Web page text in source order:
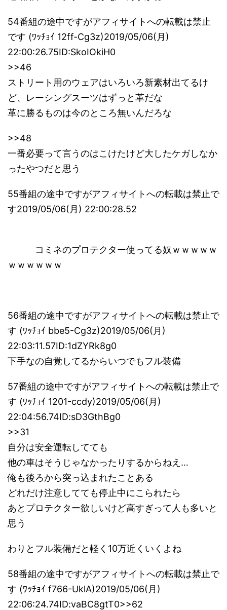
54番組の途中ですがアフィサイトへの転載は禁止
です (ﾜｯﾁｮｲ 12ff-Cg3z)2019/05/06(月)
22:00:26.75ID:SkoIOkiH0
>>46
ストリート用のウェアはいろいろ新素材出てるけ
ど、レーシングスーツはずっと革だな
革に勝るものは今のところ無いんだろな
>>48
一番必要って言うのはこけたけど大したケガしなか
ったやつだと思う
55番組の途中ですがアフィサイトへの転載は禁止で
す2019/05/06(月) 22:00:28.52
コミネのプロテクター使ってる奴ｗｗｗｗｗ
ｗｗｗｗｗｗ
56番組の途中ですがアフィサイトへの転載は禁止で
す (ﾜｯﾁｮｲ bbe5-Cg3z)2019/05/06(月)
22:03:11.57ID:1dZYRk8g0
下手なの自覚してるからいつでもフル装備
57番組の途中ですがアフィサイトへの転載は禁止で
す (ﾜｯﾁｮｲ 1201-ccdy)2019/05/06(月)
22:04:56.74ID:sD3GthBg0
>>31
自分は安全運転してても
他の車はそうじゃなかったりするからねえ…
俺も後ろから突っ込まれたことある
どれだけ注意してても停止中にこられたら
あとプロテクター欲しいけど高すぎって人も多いと
思う
わりとフル装備だと軽く10万近くいくよね
58番組の途中ですがアフィサイトへの転載は禁止で
す (ﾜｯﾁｮｲ f766-UklA)2019/05/06(月)
22:06:24.74ID:vaBC8gtT0>>62